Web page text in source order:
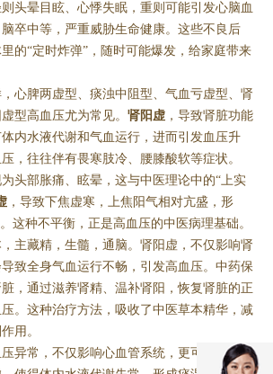
头晕目眩、心悸失眠，重则可能引发心脑血
卒中等，严重威胁生命健康。这些不良后
的“定时炸弹”，随时可能爆发，给家庭带来
心脾两虚型、痰浊中阻型、气血亏虚型、肾
型高血压尤为常见。 肾阳虚 ，导致肾脏功能
内水液代谢和气血运行，进而引发血压升
，往往伴有畏寒肢冷、腰膝酸软等症状。
头部胀痛、眩晕，这与中医理论中的“上实
，导致下焦虚寒，上焦阳气相对亢盛，形
这种不平衡，正是高血压的中医病理基础。
主藏精，生髓，通脑。肾阳虚，不仅影响肾
致全身气血运行不畅，引发高血压。中药保
，通过滋养肾精、温补肾阳，恢复肾脏的正
。这种治疗方法，吸收了中医草本精华，减
用。
异常，不仅影响心血管系统，更可能波及全